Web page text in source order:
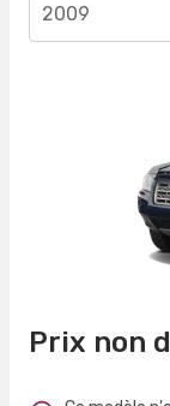
2009
Prix non